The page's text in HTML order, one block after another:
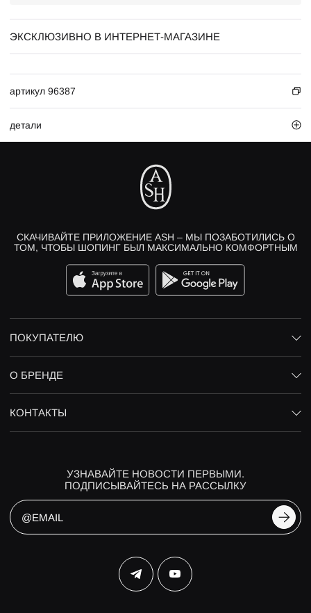
ЭКСКЛЮЗИВНО В ИНТЕРНЕТ-МАГАЗИНЕ
артикул 96387
детали
СКАЧИВАЙТЕ ПРИЛОЖЕНИЕ ASH – МЫ ПОЗАБОТИЛИСЬ О
ТОМ, ЧТОБЫ ШОПИНГ БЫЛ МАКСИМАЛЬНО КОМФОРТНЫМ
ПОКУПАТЕЛЮ
О БРЕНДЕ
КОНТАКТЫ
УЗНАВАЙТЕ НОВОСТИ ПЕРВЫМИ.
ПОДПИСЫВАЙТЕСЬ НА РАССЫЛКУ